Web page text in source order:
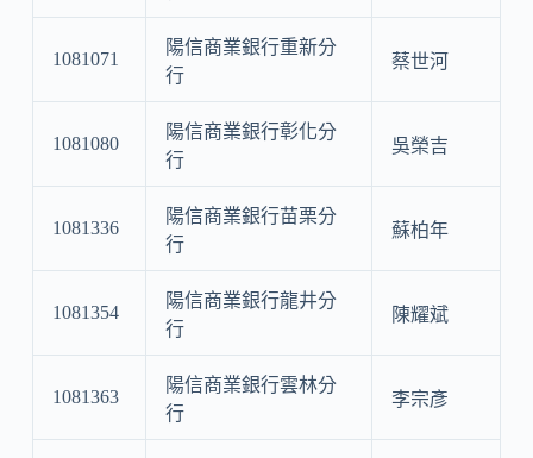
1081071
陽信商業銀行重新分
行
蔡世河
1081080
陽信商業銀行彰化分
行
吳榮吉
1081336
陽信商業銀行苗栗分
行
蘇柏年
1081354
陽信商業銀行龍井分
行
陳耀斌
1081363
陽信商業銀行雲林分
行
李宗彥